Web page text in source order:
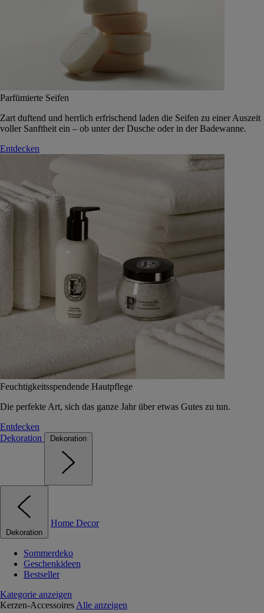
Parfümierte Seifen
Zart duftend und herrlich erfrischend laden die Seifen zu einer Auszeit
voller Sanftheit ein – ob unter der Dusche oder in der Badewanne.
Entdecken
Feuchtigkeitsspendende Hautpflege
Die perfekte Art, sich das ganze Jahr über etwas Gutes zu tun.
Entdecken
Dekoration
Dekoration
Dekoration
Home Decor
Sommerdeko
Geschenkideen
Bestseller
Kategorie anzeigen
Kerzen-Accessoires Alle anzeigen